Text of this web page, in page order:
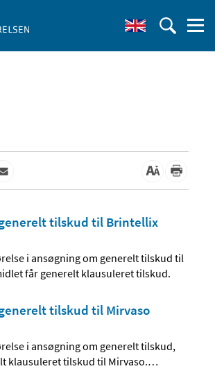
tilskud til Brintellix
i ansøgning om generelt tilskud til
får generelt klausuleret tilskud.
tilskud til Mirvaso
i ansøgning om generelt tilskud,
klausuleret tilskud til Mirvaso.…